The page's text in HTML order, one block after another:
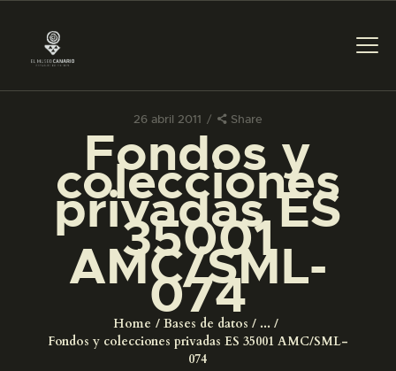
26 abril 2011 Share
Fondos y
colecciones
privadas ES
35001
AMC/SML-
074
Home Bases de datos
...
Fondos y colecciones privadas ES 35001 AMC/SML-
074
PREPARAR LA VISITA
ACTIVIDADES
█
EL MUSEO
COLECCIONES